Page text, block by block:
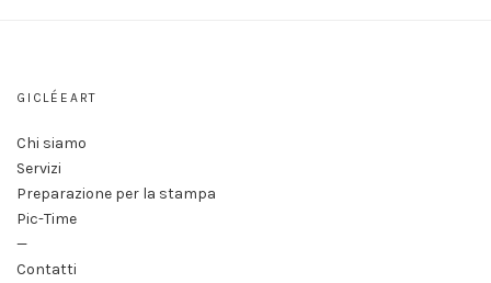
GICLÉEART
Chi siamo
Servizi
Preparazione per la stampa
Pic-Time
—
Contatti